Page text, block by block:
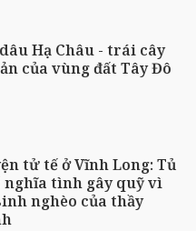
Hạ Châu - trái cây
của vùng đất Tây Đô
tử tế ở Vĩnh Long: Tủ
nghĩa tình gây quỹ vì
nghèo của thầy